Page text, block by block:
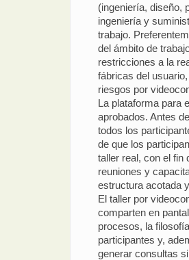
(ingeniería, diseño,
ingeniería y
trabajo.
del ámbito de
restricciones a la
fábricas del
riesgos por
La plataforma para
aprobados. Antes
todos los
de que los
taller real, con el fin
reuniones y
estructura acotada
El taller por
comparten en
procesos, la
participantes y,
generar consultas